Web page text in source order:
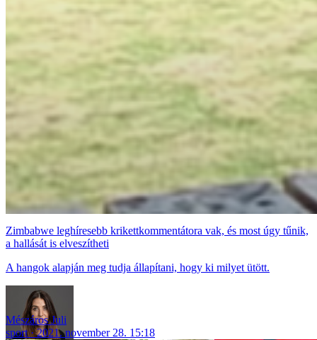
Zimbabwe leghíresebb krikettkommentátora vak, és most úgy tűnik,
a hallását is elveszítheti
A hangok alapján meg tudja állapítani, hogy ki milyet ütött.
Mészáros Juli
sport
2021. november 28. 15:18